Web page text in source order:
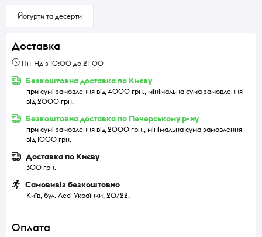
Йогурти та десерти
Доставка
Пн-Нд з 10:00 до 21-00
Безкоштовна доставка по Києву
при сумі замовлення від 4000 грн., мінімальна сума замовлення
від 2000 грн.
Безкоштовна доставка по Печерському р-ну
при сумі замовлення від 2000 грн., мінімальна сума замовлення
від 1000 грн.
Доставка по Києву
300 грн.
Самовивіз безкоштовно
Київ, бул. Лесі Українки, 20/22.
Оплата